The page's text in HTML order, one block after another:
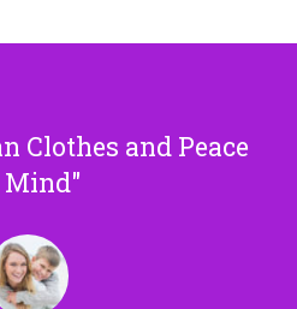
Clothes and Peace
Mind